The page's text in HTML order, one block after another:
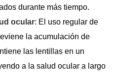
durante más tiempo.
ocular: El uso regular de
la acumulación de
las lentillas en un
a la salud ocular a largo